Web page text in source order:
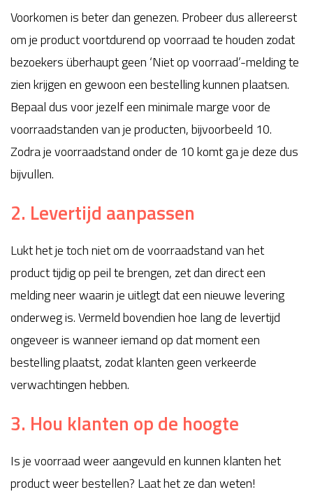
Voorkomen is beter dan genezen. Probeer dus allereerst
om je product voortdurend op voorraad te houden zodat
bezoekers überhaupt geen ‘Niet op voorraad’-melding te
zien krijgen en gewoon een bestelling kunnen plaatsen.
Bepaal dus voor jezelf een minimale marge voor de
voorraadstanden van je producten, bijvoorbeeld 10.
Zodra je voorraadstand onder de 10 komt ga je deze dus
bijvullen.
2. Levertijd aanpassen
Lukt het je toch niet om de voorraadstand van het
product tijdig op peil te brengen, zet dan direct een
melding neer waarin je uitlegt dat een nieuwe levering
onderweg is. Vermeld bovendien hoe lang de levertijd
ongeveer is wanneer iemand op dat moment een
bestelling plaatst, zodat klanten geen verkeerde
verwachtingen hebben.
3. Hou klanten op de hoogte
Is je voorraad weer aangevuld en kunnen klanten het
product weer bestellen? Laat het ze dan weten!